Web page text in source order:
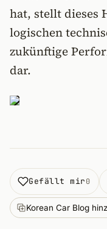
hat, stellt dieses
logischen
zukünftige
dar.
Gefällt mir0
Korean Car Blog